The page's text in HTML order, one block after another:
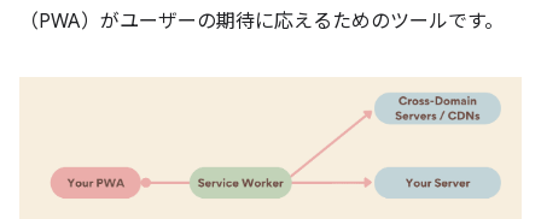
（PWA）がユーザーの期待に応えるためのツールです。